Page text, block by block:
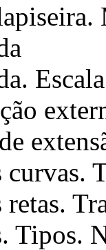
Escala
curvas.
Tipos.